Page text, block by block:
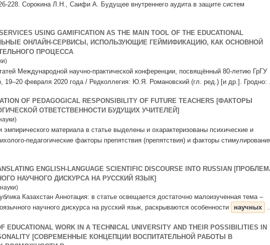
228. Сорокина Л.Н., Саифи А. Будущее внутреннего аудита в защите систем
USING GAMIFICATION AS THE MAIN TOOL OF THE EDUCATIONAL
ОНЛАЙН-СЕРВИСЫ, ИСПОЛЬЗУЮЩИЕ ГЕЙМИФИКАЦИЮ, КАК ОСНОВНОЙ
ПРОЦЕССА
Международной научно-практической конференции, посвящённый 80-летию ГрГУ
19–20 февраля 2020 года / Редколлегия: Ю.Я. Романовский (гл. ред.) [и др.]. Гродно:
OF PEDAGOGICAL RESPONSIBILITY OF FUTURE TEACHERS [ФАКТОРЫ
ОТВЕТСТВЕННОСТИ БУДУЩИХ УЧИТЕЛЕЙ]
эмпирического материала в статье выделены и охарактеризованы психические и
педагогические факторы препятствия (препятствия) и факторы
ENGLISH-LANGUAGE SCIENTIFIC DISCOURSE INTO RUSSIAN
НАУЧНОГО ДИСКУРСА НА РУССКИЙ ЯЗЫК]
Казахстан Аннотация: в статье освещается достаточно малоизученная тема –
научного дискурса на русский язык, раскрываются особенности
научных
EDUCATIONAL WORK IN A TECHNICAL UNIVERSITY AND THEIR POSSIBILITIES IN
[СОВРЕМЕННЫЕ КОНЦЕПЦИИ ВОСПИТАТЕЛЬНОЙ РАБОТЫ В